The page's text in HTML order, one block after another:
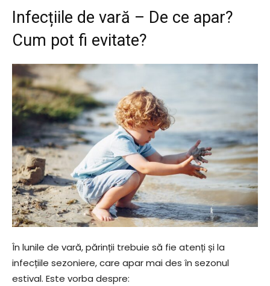
Infecțiile de vară – De ce apar?
Cum pot fi evitate?
În lunile de vară, părinții trebuie să fie atenți și la
infecțiile sezoniere, care apar mai des în sezonul
estival. Este vorba despre: